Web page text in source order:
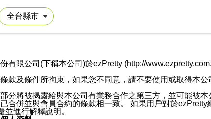
有限公司(下稱本公司)於ezPretty (http://
款及條件所拘束，如果您不同意，請不要使用或取得本公
分將被揭露給與本公司有業務合作之第三方，並可能被
合併並與會員合約的條款相一致。 如果用戶對於
進行解釋說明。